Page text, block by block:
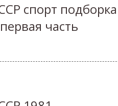
спорт подборка
часть